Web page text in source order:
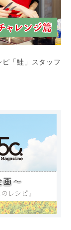
「鮭」スタッフ